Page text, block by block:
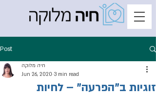
Post
זוגיות ב"הפרעה" – לחיות
חיה מלוקה
Jun 26, 2020 3 min read